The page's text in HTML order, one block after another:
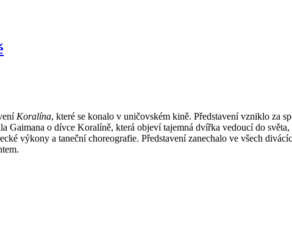
Koralína, které se konalo v uničovském kině. Představení vzniklo za
o dívce Koralíně, která objeví tajemná dvířka vedoucí do světa,
výkony a taneční choreografie. Představení zanechalo ve všech